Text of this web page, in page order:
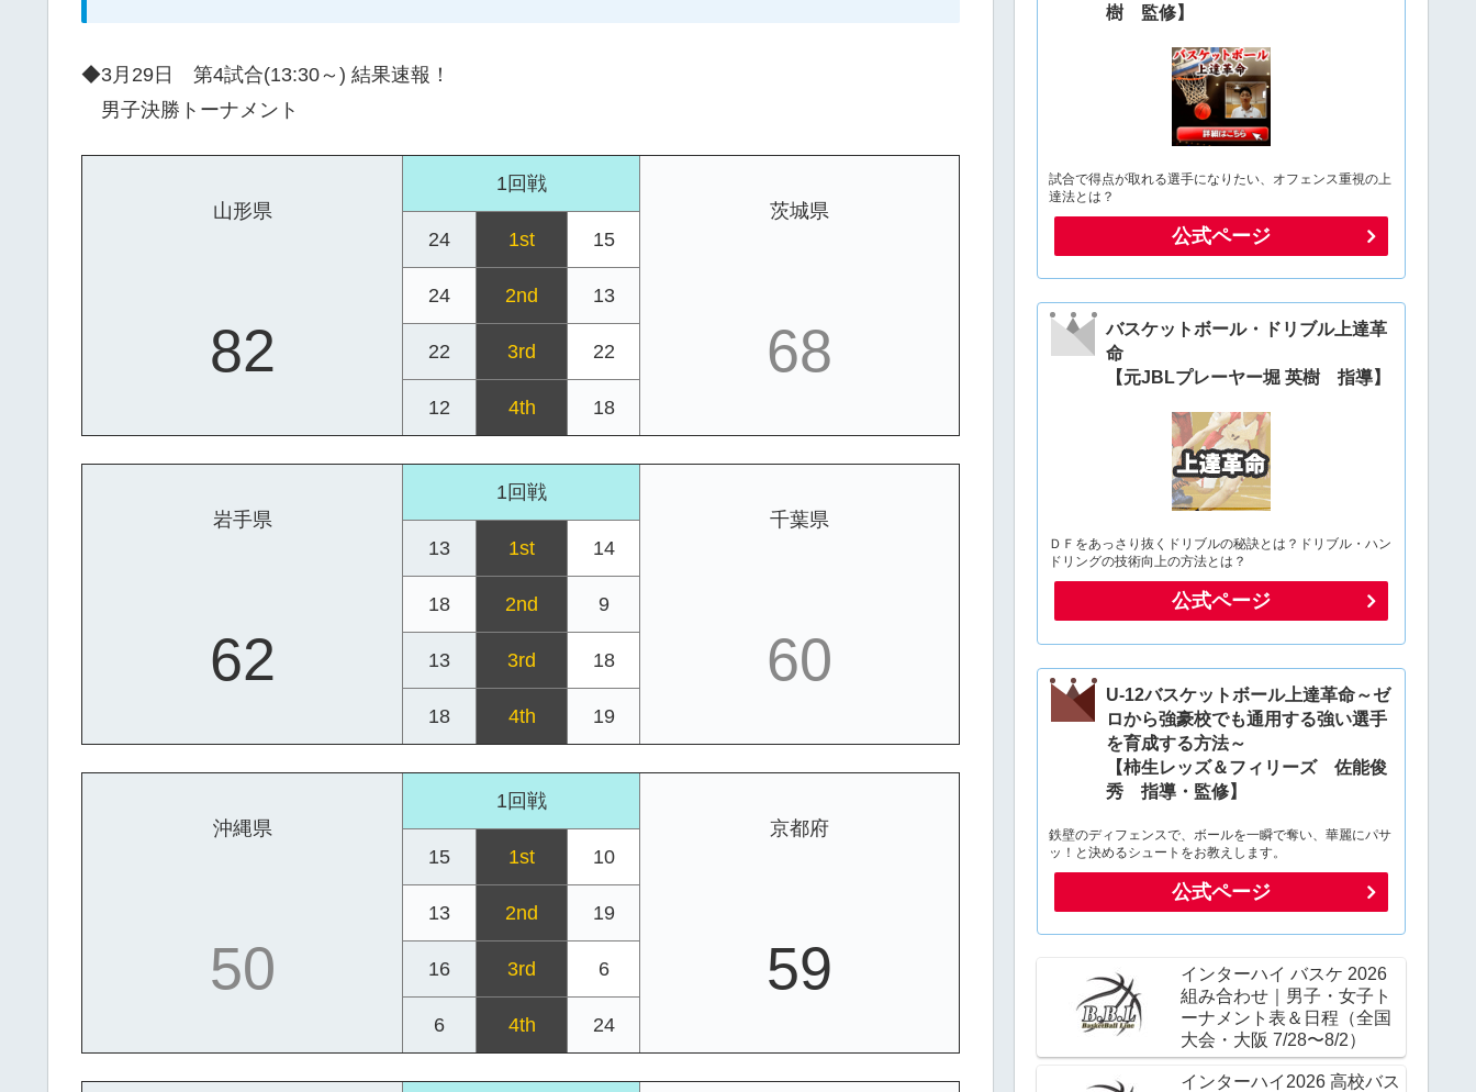
◆3月29日 第4試合(13:30～) 結果速報！
男子決勝トーナメント
山形県
1回戦
茨城県
24
1st 15
82
24 2nd 13
68
22 3rd 22
12 4th 18
岩手県
1回戦
千葉県
13
1st 14
62
18 2nd 9
60
13 3rd 18
18 4th 19
沖縄県
1回戦
京都府
15
1st 10
50
13 2nd 19
59
16 3rd 6
6 4th 24
樹 監修】
試合で得点が取れる選手になりたい、オフェンス重視の上
達法とは？
公式ページ
バスケットボール・ドリブル上達革
命
【元JBLプレーヤー堀 英樹 指導】
ＤＦをあっさり抜くドリブルの秘訣とは？ドリブル・ハン
ドリングの技術向上の方法とは？
公式ページ
U-12バスケットボール上達革命～ゼ
ロから強豪校でも通用する強い選手
を育成する方法～
【柿生レッズ＆フィリーズ 佐能俊
秀 指導・監修】
鉄壁のディフェンスで、ボールを一瞬で奪い、華麗にパサ
ッ！と決めるシュートをお教えします。
公式ページ
インターハイ バスケ 2026
組み合わせ｜男子・女子ト
ーナメント表＆日程（全国
大会・大阪 7/28〜8/2）
インターハイ2026 高校バス